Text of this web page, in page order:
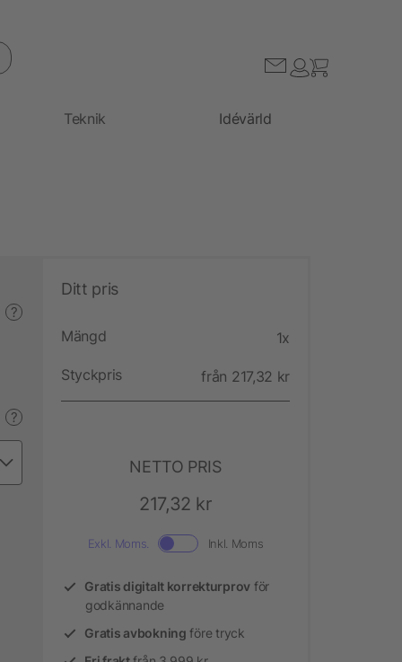
Teknik Idévärld
?
?
Ditt pris
Mängd 1x
Styckpris från 217,32 kr
NETTO PRIS
217,32 kr
Exkl. Moms. Inkl. Moms
Gratis digitalt korrekturprov för
godkännande
Gratis avbokning före tryck